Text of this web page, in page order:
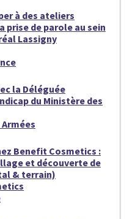
à des ateliers
prise de parole au sein
Lassigny
la Déléguée
du Ministère des
Benefit Cosmetics :
et découverte de
& terrain)